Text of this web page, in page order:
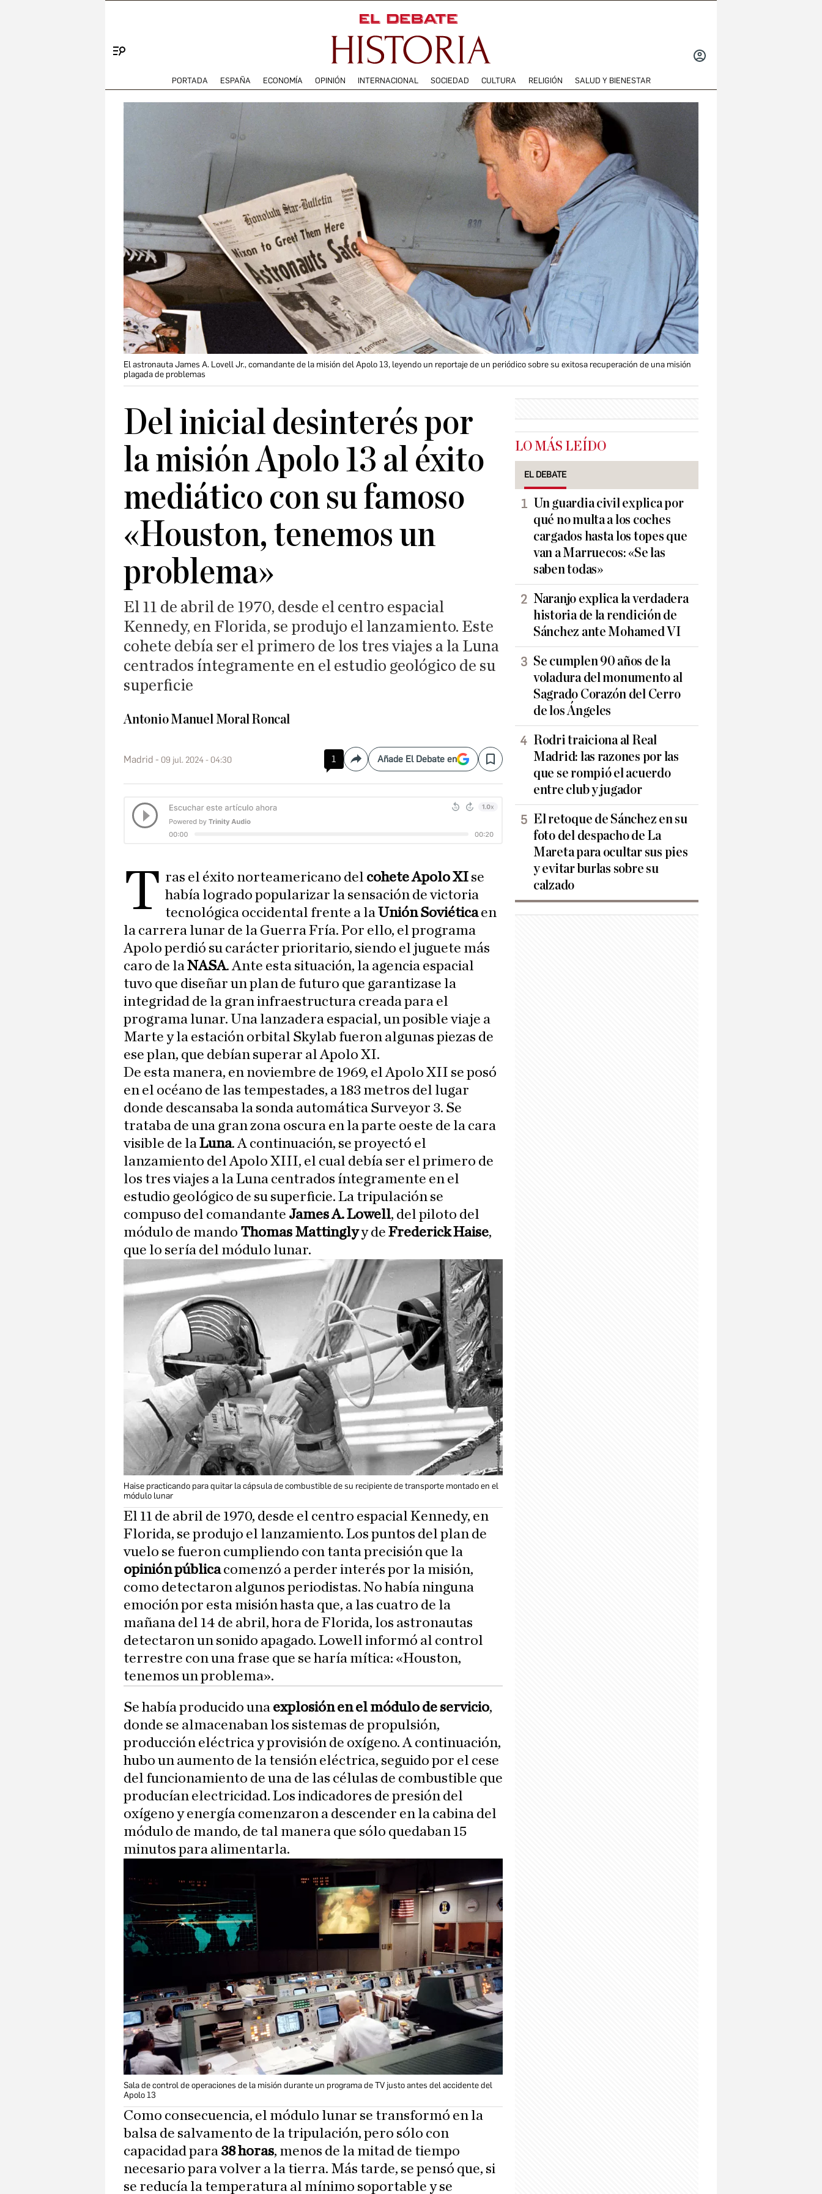
PORTADA ESPAÑA ECONOMÍA OPINIÓN INTERNACIONAL SOCIEDAD CULTURA RELIGIÓN SALUD Y BIENESTAR
El astronauta James A. Lovell Jr., comandante de la misión del Apolo 13, leyendo un reportaje de un periódico sobre su exitosa recuperación de una misión
plagada de problemas
Del inicial desinterés por
la misión Apolo 13 al éxito
mediático con su famoso
«Houston, tenemos un
problema»
El 11 de abril de 1970, desde el centro espacial
Kennedy, en Florida, se produjo el lanzamiento. Este
cohete debía ser el primero de los tres viajes a la Luna
centrados íntegramente en el estudio geológico de su
superficie
Antonio Manuel Moral Roncal
Madrid 09 jul. 2024 - 04:30 1 CompartirAñade El Debate en Save
T ras el éxito norteamericano del cohete Apolo XI se
había logrado popularizar la sensación de victoria
tecnológica occidental frente a laUnión Soviéticaen
la carrera lunar de la Guerra Fría. Por ello, el programa
Apolo perdió su carácter prioritario, siendo el juguete más
caro de laNASA. Ante esta situación, la agencia espacial
tuvo que diseñar un plan de futuro que garantizase la
integridad de la gran infraestructura creada para el
programa lunar. Una lanzadera espacial, un posible viaje a
Marte y la estación orbital Skylab fueron algunas piezas de
ese plan, que debían superar al Apolo XI.
De esta manera, en noviembre de 1969, el Apolo XII se posó
en el océano de las tempestades, a 183 metros del lugar
donde descansaba la sonda automática Surveyor 3. Se
trataba de una gran zona oscura en la parte oeste de la cara
visible de laLuna. A continuación, se proyectó el
lanzamiento del Apolo XIII, el cual debía ser el primero de
los tres viajes a la Luna centrados íntegramente en el
estudio geológico de su superficie. La tripulación se
compuso del comandante James A. Lowell, del piloto del
módulo de mando Thomas Mattinglyy de Frederick Haise,
que lo sería del módulo lunar.
Haise practicando para quitar la cápsula de combustible de su recipiente de transporte montado en el
módulo lunar
El 11 de abril de 1970, desde el centro espacial Kennedy, en
Florida, se produjo el lanzamiento. Los puntos del plan de
vuelo se fueron cumpliendo con tanta precisión que la
opinión públicacomenzó a perder interés por la misión,
como detectaron algunos periodistas. No había ninguna
emoción por esta misión hasta que, a las cuatro de la
mañana del 14 de abril, hora de Florida, los astronautas
detectaron un sonido apagado. Lowell informó al control
terrestre con una frase que se haría mítica: «Houston,
tenemos un problema».
Se había producido una explosión en el módulo de servicio,
donde se almacenaban los sistemas de propulsión,
producción eléctrica y provisión de oxígeno. A continuación,
hubo un aumento de la tensión eléctrica, seguido por el cese
del funcionamiento de una de las células de combustible que
producían electricidad. Los indicadores de presión del
oxígeno y energía comenzaron a descender en la cabina del
módulo de mando, de tal manera que sólo quedaban 15
minutos para alimentarla.
Sala de control de operaciones de la misión durante un programa de TV justo antes del accidente del
Apolo 13
Como consecuencia, el módulo lunar se transformó en la
balsa de salvamento de la tripulación, pero sólo con
capacidad para 38 horas, menos de la mitad de tiempo
necesario para volver a la tierra. Más tarde, se pensó que, si
se reducía la temperatura al mínimo soportable y se
LO MÁS LEÍDO
EL DEBATE
Un guardia civil explica por
qué no multa a los coches
cargados hasta los topes que
van a Marruecos: «Se las
saben todas»
Naranjo explica la verdadera
historia de la rendición de
Sánchez ante Mohamed VI
Se cumplen 90 años de la
voladura del monumento al
Sagrado Corazón del Cerro
de los Ángeles
Rodri traiciona al Real
Madrid: las razones por las
que se rompió el acuerdo
entre club y jugador
El retoque de Sánchez en su
foto del despacho de La
Mareta para ocultar sus pies
y evitar burlas sobre su
calzado